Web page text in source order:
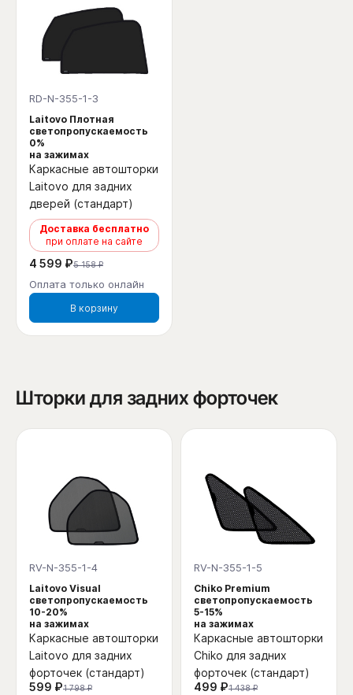
RD-N-355-1-3
Laitovo Плотная
светопропускаемость
0%
на зажимах
Каркасные автошторки
Laitovo для задних
дверей (стандарт)
Доставка бесплатно
при оплате на сайте
4 599 ₽5 158 ₽
Оплата только онлайн
В корзину
Шторки для задних форточек
RV-N-355-1-4
Laitovo Visual
светопропускаемость
10-20%
на зажимах
Каркасные автошторки
Laitovo для задних
форточек (стандарт)
599 ₽1 798 ₽
RV-N-355-1-5
Chiko Premium
светопропускаемость
5-15%
на зажимах
Каркасные автошторки
Chiko для задних
форточек (стандарт)
499 ₽1 438 ₽